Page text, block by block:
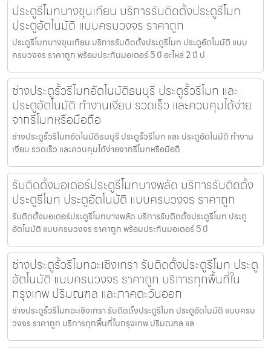
ประตูรีโมทบางขุนเทียน บริการรับติดตั้งประตูรีโมท
ประตูอัตโนมัติ แบบครบวงจร ราคาถูก
ประตูรีโมทบางขุนเทียน บริการรับติดตั้งประตูรีโมท ประตูอัตโนมัติ แบบ
ครบวงจร ราคาถูก พร้อมประกันมอเตอร์ 5 ปี อะไหล่ 2 ปี ป
ช่างประตูรั้วรีโมทอัตโนมัติธนบุรี ประตูรั้วรีโมท และ
ประตูอัตโนมัติ ทำงานเงียบ รวดเร็ว และควบคุมได้ง่าย
จากรีโมทหรือมือถือ
ช่างประตูรั้วรีโมทอัตโนมัติธนบุรี ประตูรั้วรีโมท และ ประตูอัตโนมัติ ทำงาน
เงียบ รวดเร็ว และควบคุมได้ง่ายจากรีโมทหรือมือถื
รับติดตั้งมอเตอร์ประตูรีโมทบางพลัด บริการรับติดตั้ง
ประตูรีโมท ประตูอัตโนมัติ แบบครบวงจร ราคาถูก
รับติดตั้งมอเตอร์ประตูรีโมทบางพลัด บริการรับติดตั้งประตูรีโมท ประตู
อัตโนมัติ แบบครบวงจร ราคาถูก พร้อมประกันมอเตอร์ 5 ปี
ช่างประตูรั้วรีโมทฉะเชิงเทรา รับติดตั้งประตูรีโมท ประตู
อัตโนมัติ แบบครบวงจร ราคาถูก บริการทุกพื้นที่ใน
กรุงเทพ ปริมณฑล และภาคตะวันออก
ช่างประตูรั้วรีโมทฉะเชิงเทรา รับติดตั้งประตูรีโมท ประตูอัตโนมัติ แบบครบ
วงจร ราคาถูก บริการทุกพื้นที่ในกรุงเทพ ปริมณฑล แล